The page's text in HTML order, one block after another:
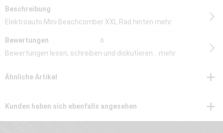
Beschreibung
Elektroauto Mini Beachcomber XXL Rad hinten mehr
Bewertungen 0
Bewertungen lesen, schreiben und diskutieren... mehr
Ähnliche Artikel
Kunden haben sich ebenfalls angesehen